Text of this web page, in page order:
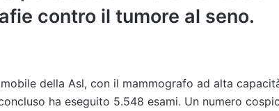
contro il tumore al seno.
mobile della Asl, con il mammografo ad alta
ha eseguito 5.548 esami. Un numero